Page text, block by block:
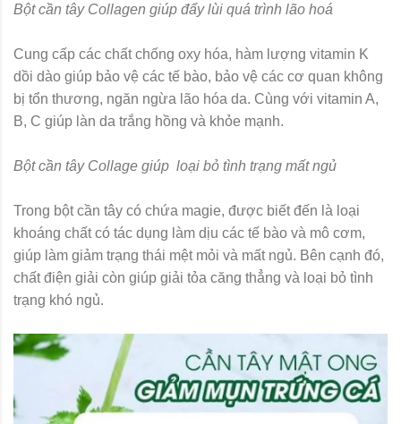
Bột cần tây Collagen giúp đẩy lùi quá trình lão hoá
Cung cấp các chất chống oxy hóa, hàm lượng vitamin K
dồi dào giúp bảo vệ các tế bào, bảo vệ các cơ quan không
bị tổn thương, ngăn ngừa lão hóa da. Cùng với vitamin A,
B, C giúp làn da trắng hồng và khỏe mạnh.
Bột cần tây Collage giúp loại bỏ tình trạng mất ngủ
Trong bột cần tây có chứa magie, được biết đến là loại
khoáng chất có tác dụng làm dịu các tế bào và mô cơm,
giúp làm giảm trạng thái mệt mỏi và mất ngủ. Bên cạnh đó,
chất điện giải còn giúp giải tỏa căng thẳng và loại bỏ tình
trạng khó ngủ.